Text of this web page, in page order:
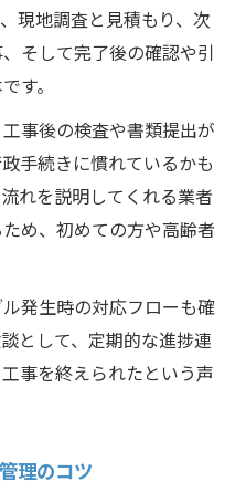
現地調査と見積もり、次
そして完了後の確認や引
す。
事後の検査や書類提出が
手続きに慣れているかも
れを説明してくれる業者
め、初めての方や高齢者
発生時の対応フローも確
として、定期的な進捗連
事を終えられたという声
理のコツ